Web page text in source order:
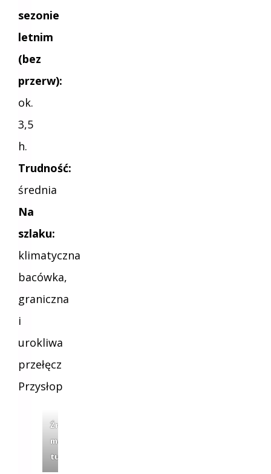
sezonie
letnim
(bez
przerw):
ok.
3,5
h.
Trudność:
średnia
Na
szlaku:
klimatyczna
bacówka,
graniczna
i
urokliwa
przełęcz
Przysłop
Źródło:
mapa-
turystyczna.pl